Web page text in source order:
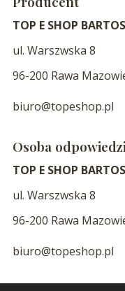
TOP E SHOP
ul. Warszwska 8
96-200 Rawa
biuro@topeshop.pl
Osoba
TOP E SHOP
ul. Warszwska 8
96-200 Rawa
biuro@topeshop.pl